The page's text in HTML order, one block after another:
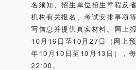
名须知、招生单位招生章程及
机构有关报名、考试安排事项
写信息并提供真实材料。网上
10月16日至10月27日（网上
年10月10日至10月13日），
22:00。